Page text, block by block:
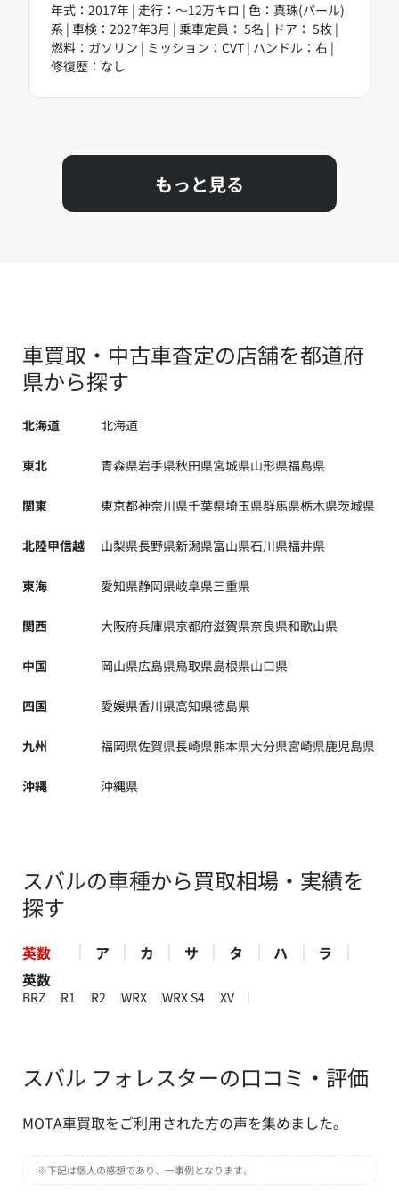
年式：2017年 | 走行：～12万キロ | 色：真珠(パール)
系 | 車検：2027年3月 | 乗車定員： 5名 | ドア： 5枚 |
燃料：ガソリン | ミッション：CVT | ハンドル：右 |
修復歴：なし
もっと見る
車買取・中古車査定の店舗を都道府
県から探す
北海道 北海道
東北 青森県岩手県秋田県宮城県山形県福島県
関東 東京都神奈川県千葉県埼玉県群馬県栃木県茨城県
北陸甲信越 山梨県長野県新潟県富山県石川県福井県
東海 愛知県静岡県岐阜県三重県
関西 大阪府兵庫県京都府滋賀県奈良県和歌山県
中国 岡山県広島県鳥取県島根県山口県
四国 愛媛県香川県高知県徳島県
九州 福岡県佐賀県長崎県熊本県大分県宮崎県鹿児島県
沖縄 沖縄県
スバルの車種から買取相場・実績を
探す
英数 ア カ サ タ ハ
ラ
英数
BRZ R1 R2 WRX WRX S4 XV
スバル フォレスターの口コミ・評価
MOTA車買取をご利用された方の声を集めました。
※下記は個人の感想であり、一事例となります。